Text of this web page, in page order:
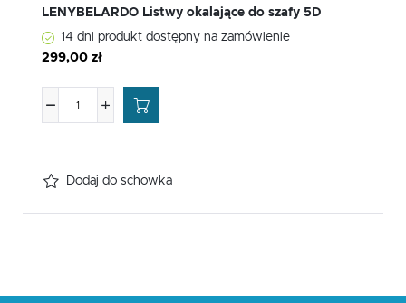
LENYBELARDO Listwy okalające do szafy 5D
14 dni produkt dostępny na zamówienie
299,00 zł
Dodaj do schowka